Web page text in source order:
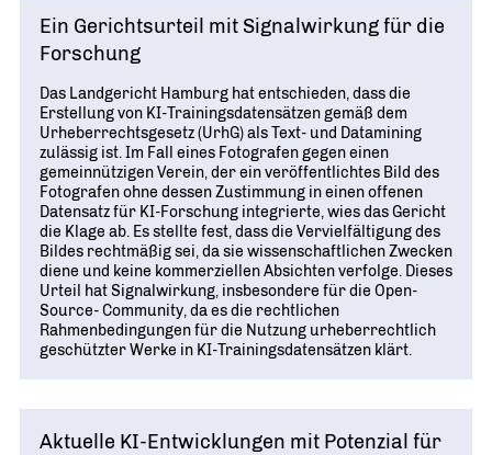
Ein Gerichtsurteil mit Signalwirkung für die
Forschung
Das Landgericht Hamburg hat entschieden, dass die
Erstellung von KI-Trainingsdatensätzen gemäß dem
Urheberrechtsgesetz (UrhG) als Text- und Datamining
zulässig ist. Im Fall eines Fotografen gegen einen
gemeinnützigen Verein, der ein veröffentlichtes Bild des
Fotografen ohne dessen Zustimmung in einen offenen
Datensatz für KI-Forschung integrierte, wies das Gericht
die Klage ab. Es stellte fest, dass die Vervielfältigung des
Bildes rechtmäßig sei, da sie wissenschaftlichen Zwecken
diene und keine kommerziellen Absichten verfolge. Dieses
Urteil hat Signalwirkung, insbesondere für die Open-
Source- Community, da es die rechtlichen
Rahmenbedingungen für die Nutzung urheberrechtlich
geschützter Werke in KI-Trainingsdatensätzen klärt.
Aktuelle KI-Entwicklungen mit Potenzial für